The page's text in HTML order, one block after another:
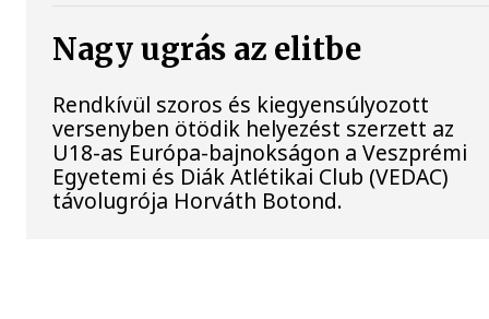
Nagy ugrás az elitbe
Rendkívül szoros és kiegyensúlyozott
versenyben ötödik helyezést szerzett az
U18-as Európa-bajnokságon a Veszprémi
Egyetemi és Diák Atlétikai Club (VEDAC)
távolugrója Horváth Botond.